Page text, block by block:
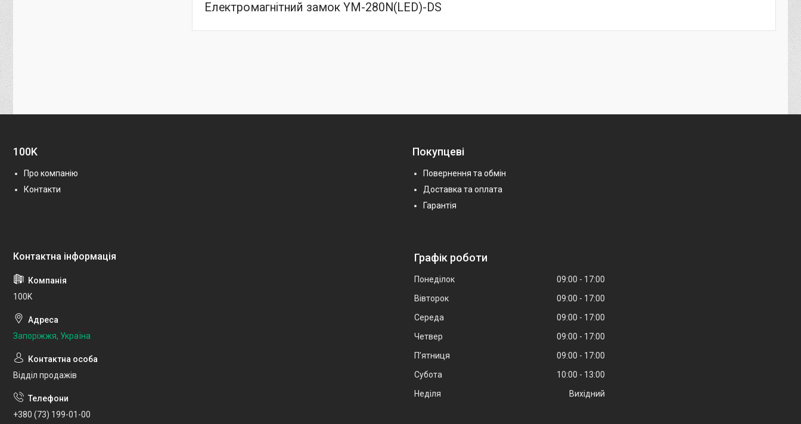
Електромагнітний замок YM-280N(LED)-DS
100K
Про компанію
Контакти
Покупцеві
Повернення та обмін
Доставка та оплата
Гарантія
100K
Запоріжжя, Україна
Відділ продажів
+380 (73) 199-01-00
Графік роботи
Понеділок 09:00
17:00
Вівторок
09:00
17:00
Середа
09:00
17:00
Четвер
09:00
17:00
Пʼятниця
09:00
17:00
Субота
10:00
13:00
Неділя
Вихідний